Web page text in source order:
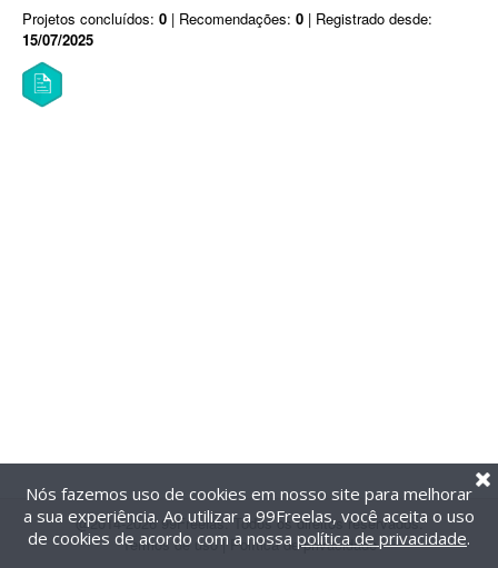
Projetos concluídos: 0 | Recomendações: 0 | Registrado desde:
15/07/2025
@2014-2026 99Freelas. Todos os direitos reservados.
Termos de uso| Política de privacidade
Nós fazemos uso de cookies em nosso site para melhorar
a sua experiência. Ao utilizar a 99Freelas, você aceita o uso
de cookies de acordo com a nossa política de privacidade.